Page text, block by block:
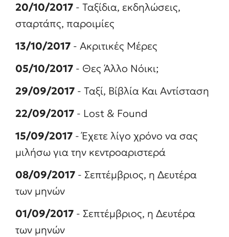
20/10/2017 - Ταξίδια, εκδηλώσεις,
σταρτάπς, παροιμίες
13/10/2017 - Ακριτικές Μέρες
05/10/2017 - Θες Άλλο Νόικι;
29/09/2017 - Ταξί, Βίβλία Και Αντίσταση
22/09/2017 - Lost & Found
15/09/2017 - Έχετε λίγο χρόνο να σας
μιλήσω για την κεντροαριστερά
08/09/2017 - Σεπτέμβριος, η Δευτέρα
των μηνών
01/09/2017 - Σεπτέμβριος, η Δευτέρα
των μηνών